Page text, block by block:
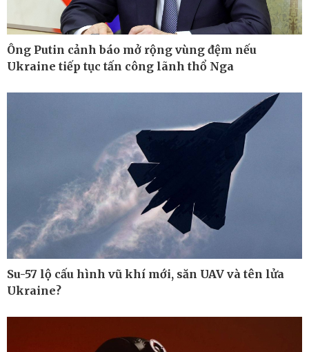
Bất động sản
Khởi nghiệp
Giá vàng
Tiêu dùng
Tỷ giá
Chứng khoán
Giá cà phê
Ông Putin cảnh báo mở rộng vùng đệm nếu
Ukraine tiếp tục tấn công lãnh thổ Nga
Su-57 lộ cấu hình vũ khí mới, săn UAV và tên lửa
Ukraine?